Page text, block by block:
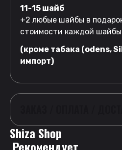
11-15 шайб
+2 любые шайбы в
стоимости каждой шайбы
(кроме табака (odens,
импорт)
Shiza Shop